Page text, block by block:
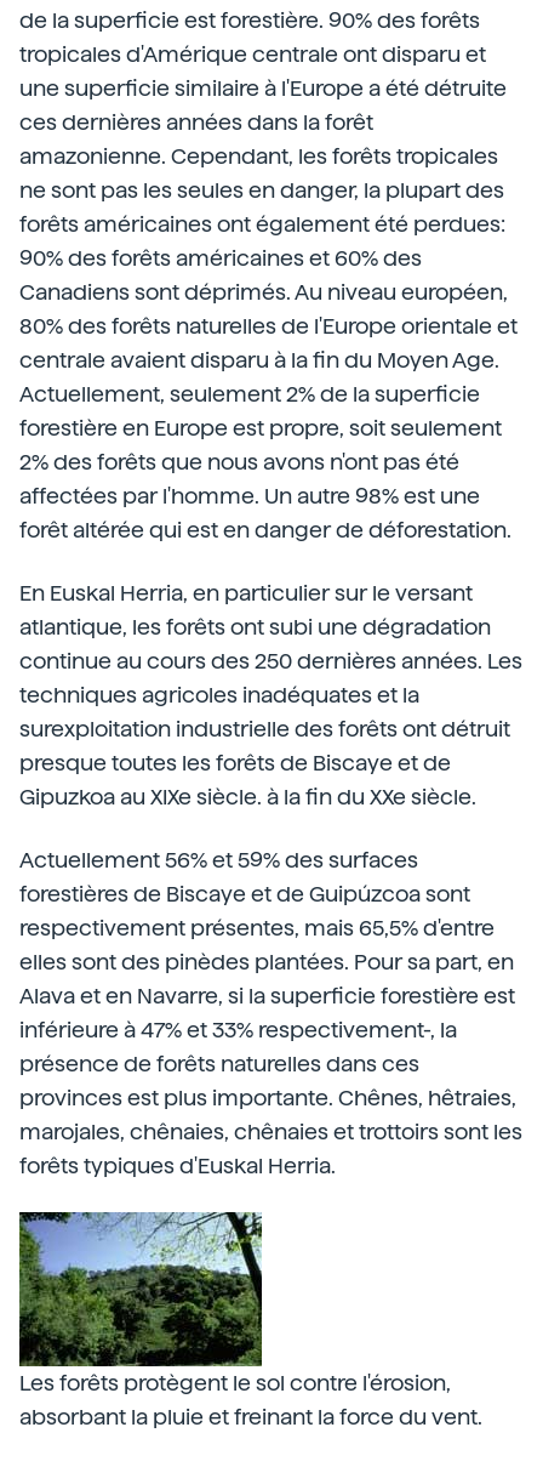
de la superficie est forestière. 90% des forêts
tropicales d'Amérique centrale ont disparu et
une superficie similaire à l'Europe a été détruite
ces dernières années dans la forêt
amazonienne. Cependant, les forêts tropicales
ne sont pas les seules en danger, la plupart des
forêts américaines ont également été perdues:
90% des forêts américaines et 60% des
Canadiens sont déprimés. Au niveau européen,
80% des forêts naturelles de l'Europe orientale et
centrale avaient disparu à la fin du Moyen Age.
Actuellement, seulement 2% de la superficie
forestière en Europe est propre, soit seulement
2% des forêts que nous avons n'ont pas été
affectées par l'homme. Un autre 98% est une
forêt altérée qui est en danger de déforestation.
En Euskal Herria, en particulier sur le versant
atlantique, les forêts ont subi une dégradation
continue au cours des 250 dernières années. Les
techniques agricoles inadéquates et la
surexploitation industrielle des forêts ont détruit
presque toutes les forêts de Biscaye et de
Gipuzkoa au XIXe siècle. à la fin du XXe siècle.
Actuellement 56% et 59% des surfaces
forestières de Biscaye et de Guipúzcoa sont
respectivement présentes, mais 65,5% d'entre
elles sont des pinèdes plantées. Pour sa part, en
Alava et en Navarre, si la superficie forestière est
inférieure à 47% et 33% respectivement-, la
présence de forêts naturelles dans ces
provinces est plus importante. Chênes, hêtraies,
marojales, chênaies, chênaies et trottoirs sont les
forêts typiques d'Euskal Herria.
Les forêts protègent le sol contre l'érosion,
absorbant la pluie et freinant la force du vent.